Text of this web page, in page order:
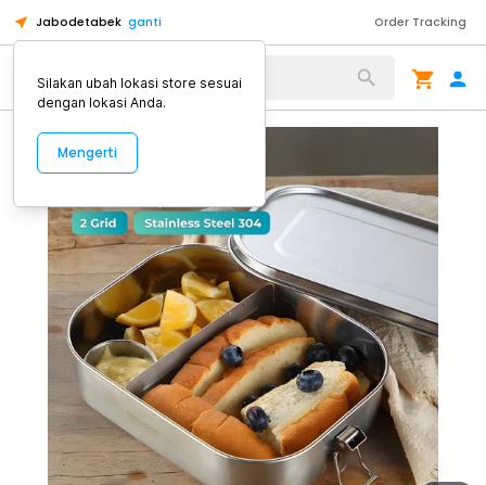
Jabodetabek ganti Order Tracking
Alat Kopi
Silakan ubah lokasi store sesuai
dengan lokasi Anda.
Mengerti